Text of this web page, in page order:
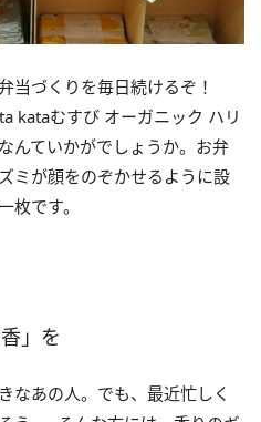
当づくりを毎日続けるぞ！
kataむすび オーガニック ハリ
んていかがでしょうか。お弁
ミが顔をのぞかせるように設
枚です。
」を
なあの人。でも、最近忙しく